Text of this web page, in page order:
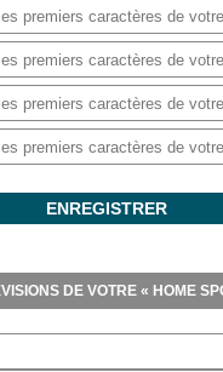
DE VOTRE « HOME